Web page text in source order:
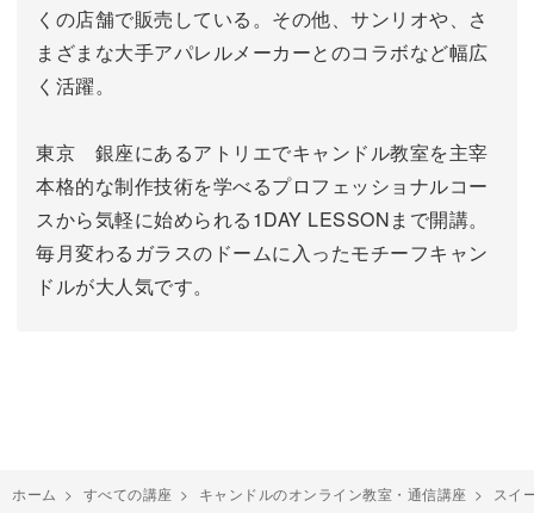
くの店舗で販売している。その他、サンリオや、さ
まざまな大手アパレルメーカーとのコラボなど幅広
く活躍。
東京 銀座にあるアトリエでキャンドル教室を主宰
本格的な制作技術を学べるプロフェッショナルコー
スから気軽に始められる1DAY LESSONまで開講。
毎月変わるガラスのドームに入ったモチーフキャン
ドルが大人気です。
ホーム > すべての講座 > キャンドルのオンライン教室・通信講座 > スイ